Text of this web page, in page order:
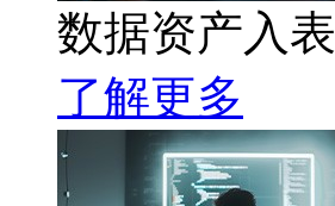
数据资产入表
了解更多